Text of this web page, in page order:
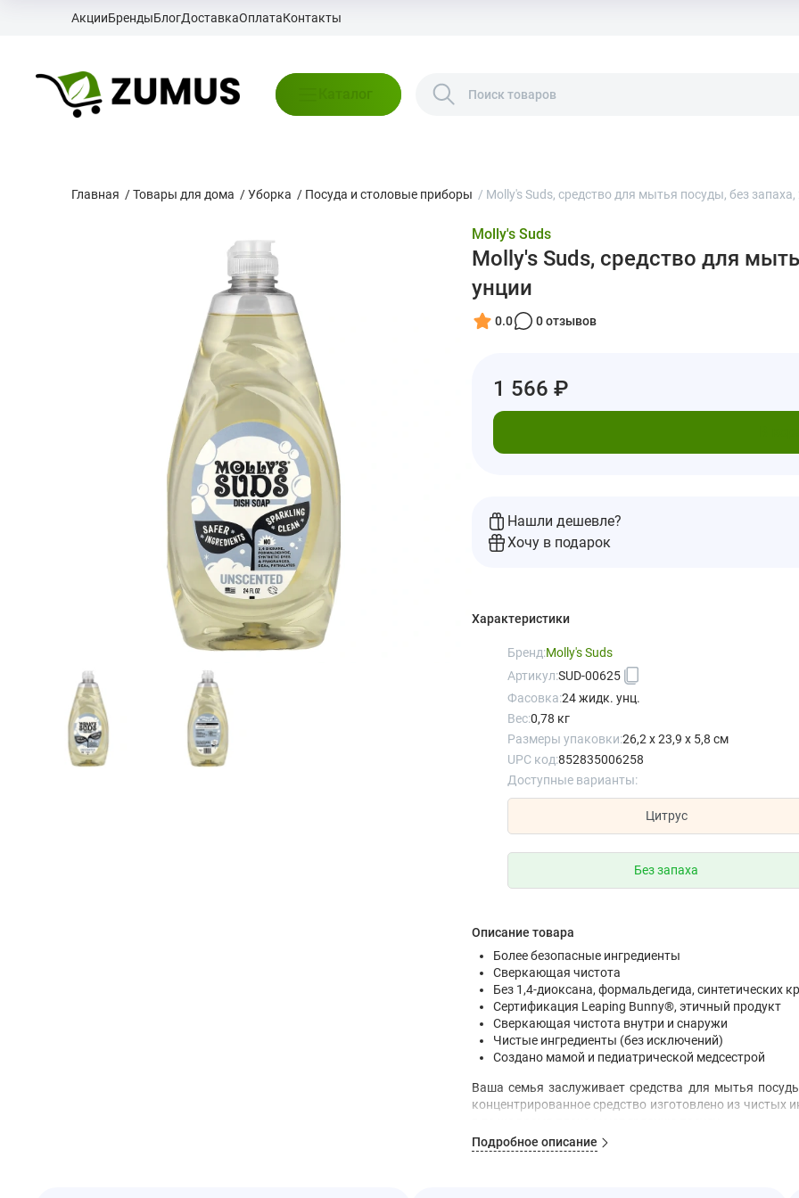
АкцииБрендыБлогДоставкаОплатаКонтакты
Каталог
Главная /Товары для дома /Уборка / Посуда и столовые приборы / Molly's Suds, средство для мытья посуды, без
Molly's Suds
Molly's Suds, средство для
унции
0.0 0 отзывов
1 566 ₽
Нашли дешевле?
Хочу в подарок
Характеристики
Бренд:Molly's Suds
Артикул:SUD-00625
Фасовка:24 жидк. унц.
Вес:0,78 кг
Размеры упаковки:26,2 x 23,9 x 5,8 см
UPC код:852835006258
Доступные варианты:
Цитрус
Без запаха
Описание товара
Более безопасные ингредиенты
Сверкающая чистота
Без 1,4-диоксана, формальдегида, синтетических
Сертификация Leaping Bunny®, этичный продукт
Сверкающая чистота внутри и снаружи
Чистые ингредиенты (без исключений)
Создано мамой и педиатрической медсестрой
Ваша семья заслуживает средства для мытья
концентрированное средство изготовлено из
Рекомендации по применению
Подробное описание